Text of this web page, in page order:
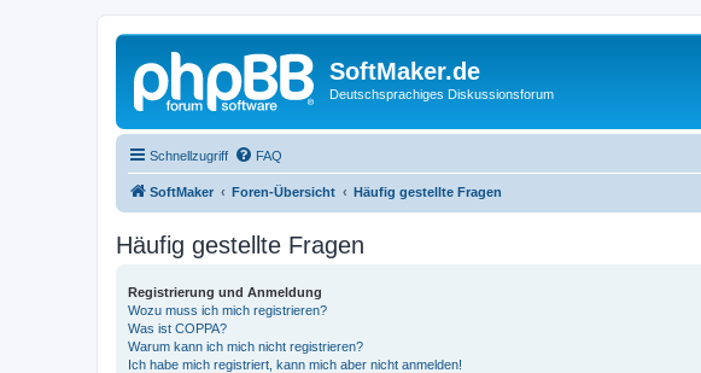
SoftMaker.de
Deutschsprachiges Diskussionsforum
Schnellzugriff FAQ
SoftMaker Foren-Übersicht Häufig gestellte Fragen
Häufig gestellte Fragen
Registrierung und Anmeldung
Wozu muss ich mich registrieren?
Was ist COPPA?
Warum kann ich mich nicht registrieren?
Ich habe mich registriert, kann mich aber nicht anmelden!